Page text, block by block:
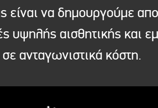
είναι να δημουργούμε
υψηλής αισθητικής και
ανταγωνιστικά κόστη.